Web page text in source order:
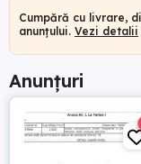
Cumpără cu livrare,
anunțului. Vezi detalii
Anunțuri